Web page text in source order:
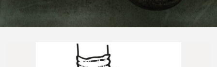
Naprawimy Twoje buty trekkingowe